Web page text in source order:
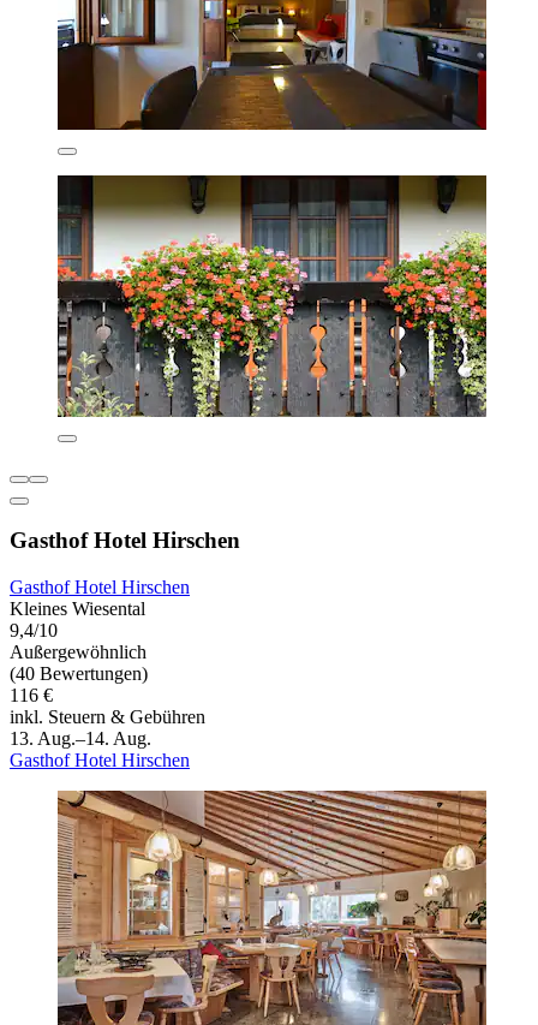
Gasthof Hotel Hirschen
Gasthof Hotel Hirschen
Kleines Wiesental
9,4/10
Außergewöhnlich
(40 Bewertungen)
116 €
inkl. Steuern & Gebühren
13. Aug.–14. Aug.
Gasthof Hotel Hirschen